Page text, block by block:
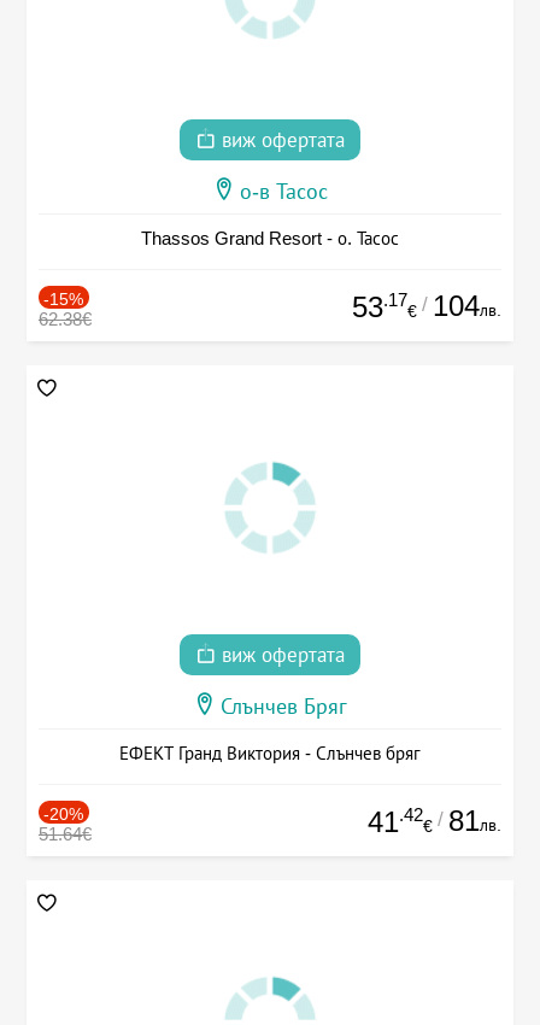
виж офертата
о-в Тасос
Thassos Grand Resort - о. Тасос
-15%
62.38€ 53.17
€ / 104лв.
виж офертата
Слънчев Бряг
ЕФЕКТ Гранд Виктория - Слънчев бряг
-20%
51.64€ 41.42
€ / 81лв.